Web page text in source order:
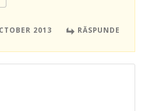
2013 RĂSPUNDE